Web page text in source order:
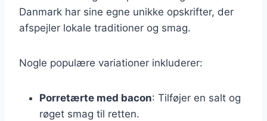
Danmark har sine egne unikke opskrifter, der
afspejler lokale traditioner og smag.
Nogle populære variationer inkluderer:
Porretærte med bacon: Tilføjer en salt og
røget smag til retten.